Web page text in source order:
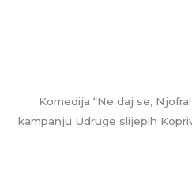
Komedija “Ne daj se,
kampanju Udruge slijepih